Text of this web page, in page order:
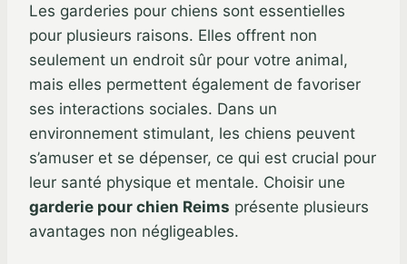
Les garderies pour chiens sont essentielles
pour plusieurs raisons. Elles offrent non
seulement un endroit sûr pour votre animal,
mais elles permettent également de favoriser
ses interactions sociales. Dans un
environnement stimulant, les chiens peuvent
s’amuser et se dépenser, ce qui est crucial pour
leur santé physique et mentale. Choisir une
garderie pour chien Reims présente plusieurs
avantages non négligeables.